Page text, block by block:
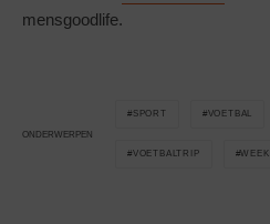
mensgoodlife.
ONDERWERPEN
SPORT VOETBAL
VOETBALTRIP